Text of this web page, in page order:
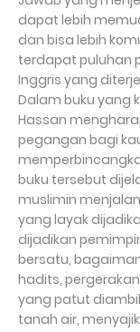
dapat lebih
dan bisa lebih
terdapat puluhan
Inggris yang
Dalam buku yang
Hassan
pegangan bagi
buku tersebut
muslimin
yang layak
dijadikan
bersatu,
hadits,
yang patut
tanah air,